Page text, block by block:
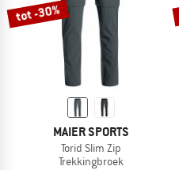
tot -30%
MAIER SPORTS
Torid Slim Zip
Trekkingbroek